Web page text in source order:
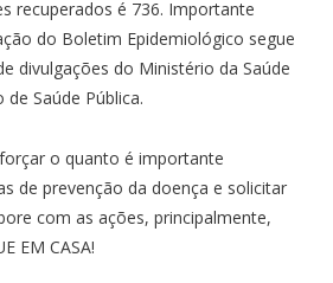
recuperados é 736. Importante
do Boletim Epidemiológico segue
divulgações do Ministério da Saúde
Saúde Pública.
o quanto é importante
de prevenção da doença e solicitar
com as ações, principalmente,
EM CASA!